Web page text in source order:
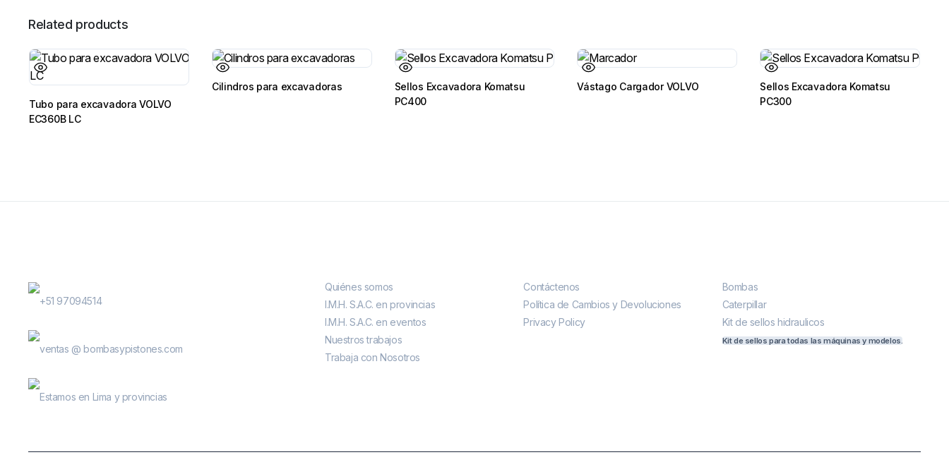
Related products
Tubo para excavadora VOLVO
EC360B LC
Cilindros para excavadoras
Sellos Excavadora Komatsu
PC400
Vástago Cargador VOLVO
Sellos Excavadora Komatsu
PC300
+51 97094514
ventas @ bombasypistones.com
Estamos en Lima y provincias
Quiénes somos
I.M.H. S.A.C. en provincias
I.M.H. S.A.C. en eventos
Nuestros trabajos
Trabaja con Nosotros
Contáctenos
Política de Cambios y Devoluciones
Privacy Policy
Bombas
Caterpillar
Kit de sellos hidraulicos
Kit de sellos para todas las máquinas y modelos.